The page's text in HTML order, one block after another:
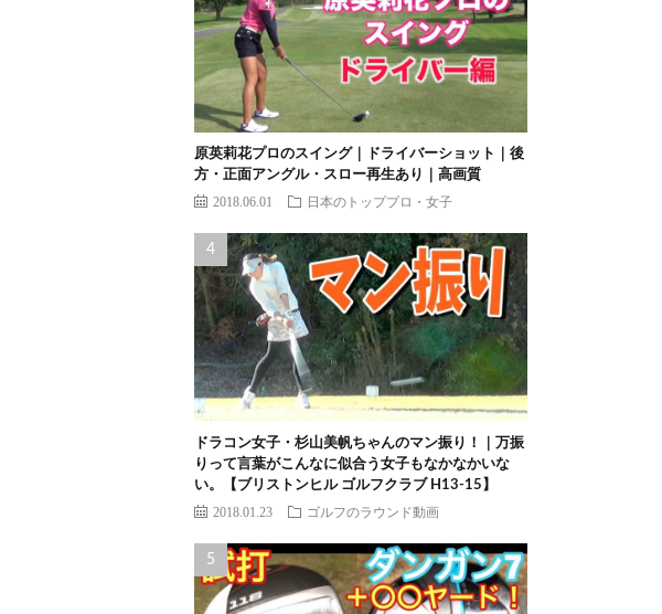
原英莉花プロのスイング｜ドライバーショット｜後
方・正面アングル・スロー再生あり｜高画質
2018.06.01 日本のトッププロ・女子
ドラコン女子・杉山美帆ちゃんのマン振り！｜万振
りって言葉がこんなに似合う女子もなかなかいな
い。【ブリストンヒル ゴルフクラブ H13-15】
2018.01.23 ゴルフのラウンド動画